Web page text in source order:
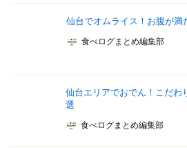
仙台でオムライス！お腹が満
食べログまとめ編集部
仙台エリアでおでん！こだわ
選
食べログまとめ編集部